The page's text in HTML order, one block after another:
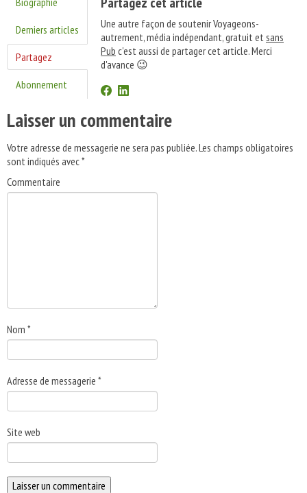
Derniers articles
Partagez
Abonnement
Une autre façon de soutenir Voyageons-
autrement, média indépendant, gratuit et sans
Pub c'est aussi de partager cet article. Merci
d'avance 😉
Laisser un commentaire
Votre adresse de messagerie ne sera pas publiée.Les champs obligatoires
sont indiqués avec*
Commentaire
Nom *
Adresse de messagerie *
Site web